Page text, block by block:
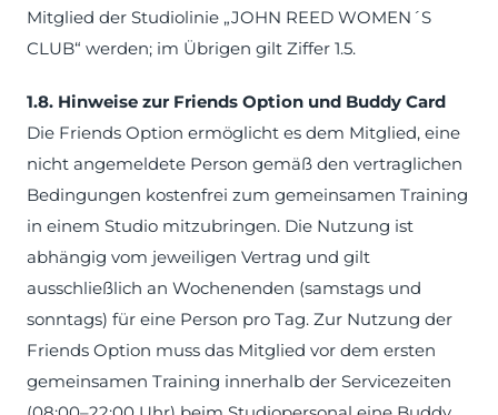
Mitglied der Studiolinie „JOHN REED WOMEN´S
CLUB“ werden; im Übrigen gilt Ziffer 1.5.
1.8. Hinweise zur Friends Option und Buddy Card
Die Friends Option ermöglicht es dem Mitglied, eine
nicht angemeldete Person gemäß den vertraglichen
Bedingungen kostenfrei zum gemeinsamen Training
in einem Studio mitzubringen. Die Nutzung ist
abhängig vom jeweiligen Vertrag und gilt
ausschließlich an Wochenenden (samstags und
sonntags) für eine Person pro Tag. Zur Nutzung der
Friends Option muss das Mitglied vor dem ersten
gemeinsamen Training innerhalb der Servicezeiten